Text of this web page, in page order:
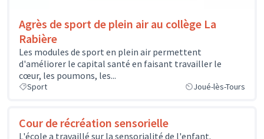
Agrès de sport de plein air au collège La
Rabière
Les modules de sport en plein air permettent
d'améliorer le capital santé en faisant travailler le
cœur, les poumons, les...
Sport Joué-lès-Tours
Cour de récréation sensorielle
L'école a travaillé sur la sensorialité de l'enfant.